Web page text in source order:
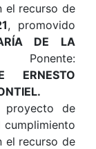
el recurso de
, promovido
DE LA
ERNESTO
proyecto de
el recurso de